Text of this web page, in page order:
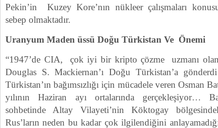
Pekin’in Kuzey Kore’nın nükleer çalışmaları
sebep olmaktadır.
Uranyum Maden üssü Doğu Türkistan Ve Önemi
“1947’de CIA, çok iyi bir kripto çözme uzmanı
Douglas S. Mackiernan’ı Doğu Türkistan’a
Türkistan’ın bağımsızlığı için mücadele veren Osman
yılının Haziran ayı ortalarında gerçekleşiyor…
sohbetinde Altay Vilayeti’nin Köktogay
Rus’ların neden bu kadar çok ilgilendiğini